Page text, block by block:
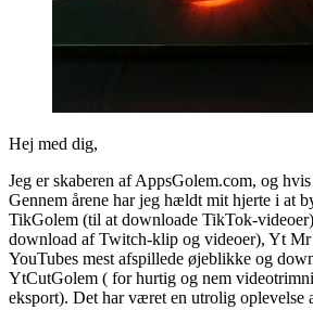
Hej med dig,
Jeg er skaberen af ​​AppsGolem.com, og
Gennem årene har jeg hældt mit hjerte i at
TikGolem (til at downloade TikTok-
download af Twitch-klip og videoer), Yt
YouTubes mest afspillede øjeblikke og
YtCutGolem ( for hurtig og nem
eksport). Det har været en utrolig oplevelse